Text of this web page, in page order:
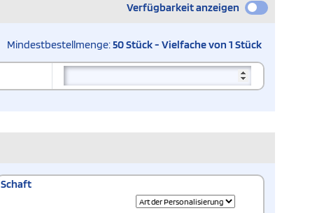
Verfügbarkeit anzeigen
Mindestbestellmenge:50 Stück - Vielfache von 1 Stück
Schaft